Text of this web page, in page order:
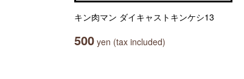
キン肉マン ダイキャストキンケシ13
500 yen (tax included)